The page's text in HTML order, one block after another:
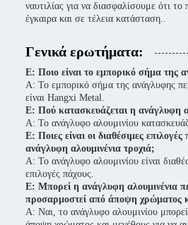
ναυτιλίας για να διασφαλίσουμε ότι
έγκαιρα και σε τέλεια κατάσταση..
Γενικά ερωτήματα:
Ε: Ποιο είναι το εμπορικό σήμα της
Α: Το εμπορικό σήμα της ανάγλυφης
είναι Hangxi Metal.
Ε: Πού κατασκευάζεται η ανάγλυφη
Α: Το ανάγλυφο αλουμινίου
Ε: Ποιες είναι οι διαθέσιμες επιλογές
ανάγλυφη αλουμινένια τροχιά;
Α: Το ανάγλυφο αλουμινίου είναι
επιλογές πάχους.
Ε: Μπορεί η ανάγλυφη αλουμινένια
προσαρμοστεί από άποψη χρώματος
Α: Ναι, το ανάγλυφο αλουμινίου